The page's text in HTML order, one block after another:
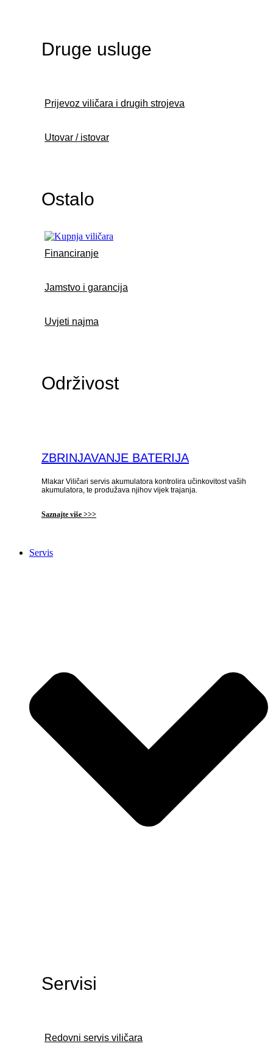
Druge usluge
Prijevoz viličara i drugih strojeva
Utovar / istovar
Ostalo
Financiranje
Jamstvo i garancija
Uvjeti najma
Održivost
ZBRINJAVANJE BATERIJA
Mlakar Viličari servis akumulatora kontrolira učinkovitost vaših
akumulatora, te produžava njihov vijek trajanja.
Saznajte više >>>
Servis
Servisi
Redovni servis viličara